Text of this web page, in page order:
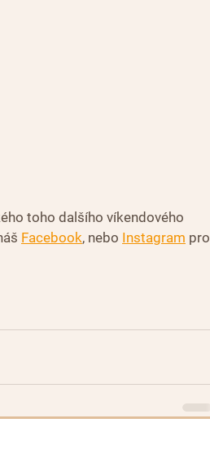
toho dalšího víkendového
Facebook, nebo Instagram pro